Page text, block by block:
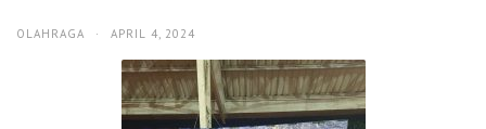
OLAHRAGA · APRIL 4, 2024